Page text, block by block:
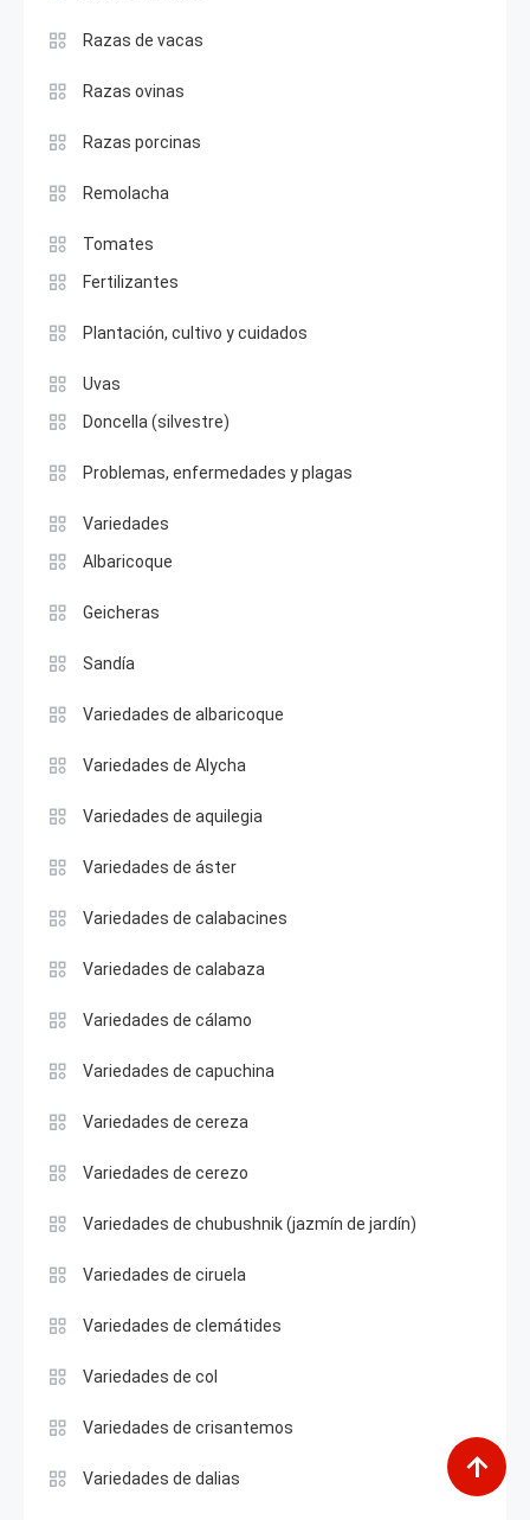
Razas de vacas
Razas ovinas
Razas porcinas
Remolacha
Tomates
Fertilizantes
Plantación, cultivo y cuidados
Uvas
Doncella (silvestre)
Problemas, enfermedades y plagas
Variedades
Albaricoque
Geicheras
Sandía
Variedades de albaricoque
Variedades de Alycha
Variedades de aquilegia
Variedades de áster
Variedades de calabacines
Variedades de calabaza
Variedades de cálamo
Variedades de capuchina
Variedades de cereza
Variedades de cerezo
Variedades de chubushnik (jazmín de jardín)
Variedades de ciruela
Variedades de clemátides
Variedades de col
Variedades de crisantemos
Variedades de dalias